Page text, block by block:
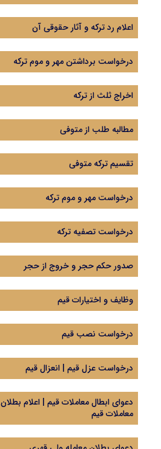
اعلام رد ترکه و آثار حقوقی آن
درخواست برداشتن مهر و موم ترکه
اخراج ثلث از ترکه
مطالبه طلب از متوفی
تقسیم ترکه متوفی
درخواست مهر و موم ترکه
درخواست تصفیه ترکه
صدور حکم حجر و خروج از حجر
وظایف و اختیارات قیم
درخواست نصب قیم
درخواست عزل قیم | انعزال قیم
دعوای ابطال معاملات قیم | اعلام بطلان
معاملات قیم